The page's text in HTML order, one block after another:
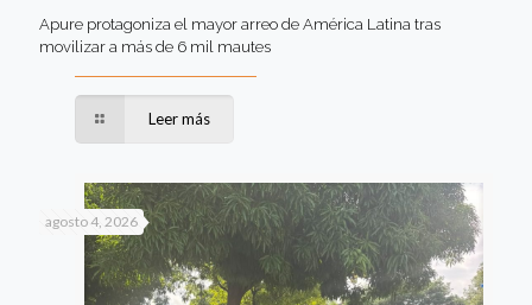
Apure protagoniza el mayor arreo de América Latina tras
movilizar a más de 6 mil mautes
Leer más
agosto 4, 2026